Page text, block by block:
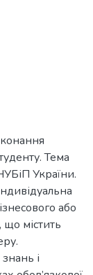
Тема
України.
або
що містить
і